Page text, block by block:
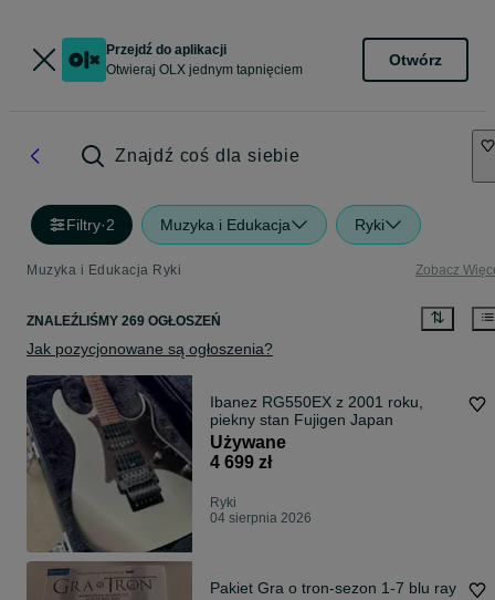
Przejdź do aplikacji
Otwieraj OLX jednym tapnięciem
Otwórz
Znajdź coś dla siebie
Filtry·2 Muzyka i Edukacja Ryki
Muzyka i Edukacja Ryki Zobacz
ZNALEŹLIŚMY 269 OGŁOSZEŃ
Jak pozycjonowane są ogłoszenia?
Ibanez RG550EX z 2001 roku,
piekny stan Fujigen Japan
Używane
4 699 zł
Ryki
04 sierpnia 2026
Pakiet Gra o tron-sezon 1-7 blu ray